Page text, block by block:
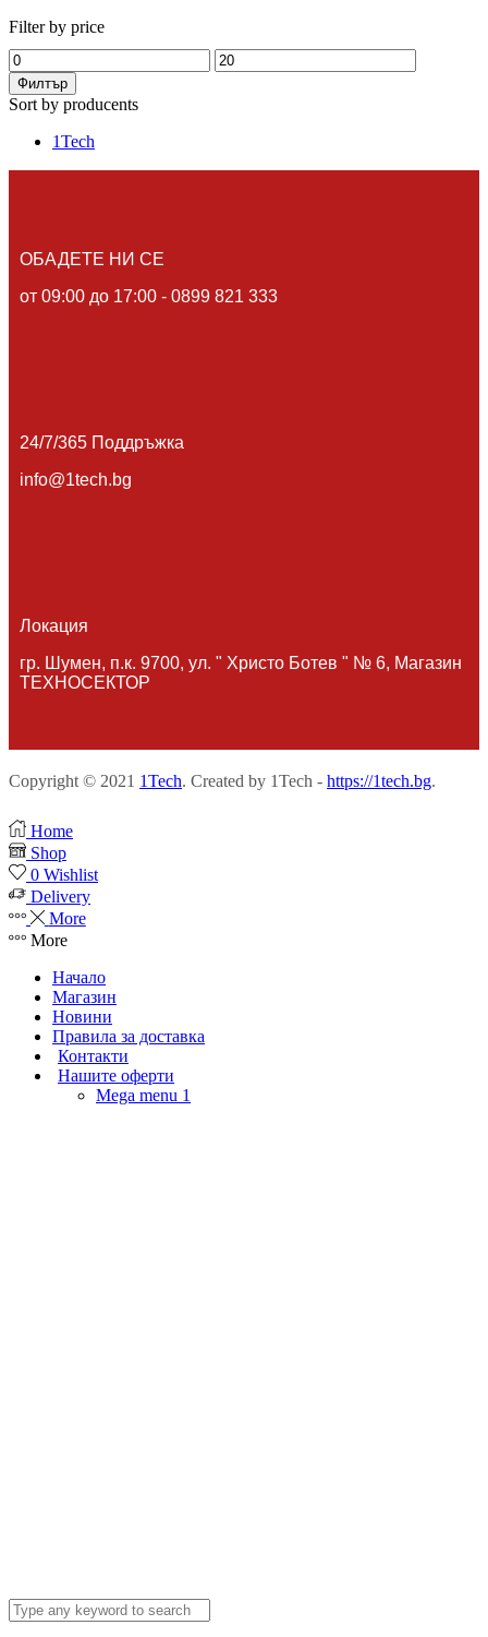
Filter by price
Филтър
Sort by producents
1Tech
Door sit amet, consectetur adip iscing elit, sed do ore
magna lorem ipsum sit.
ОБАДЕТЕ НИ СЕ
от 09:00 до 17:00 - 0899 821 333
24/7/365 Поддръжка
info@1tech.bg
Локация
гр. Шумен, п.к. 9700, ул. " Христо Ботев " № 6, Магазин
ТЕХНОСЕКТОР
Copyright © 2021 1Tech. Created by 1Tech - https://1tech.bg.
Home
Shop
0 Wishlist
Delivery
More
More
Начало
Магазин
Новини
Правила за доставка
Контакти
Нашите оферти
Mega menu 1